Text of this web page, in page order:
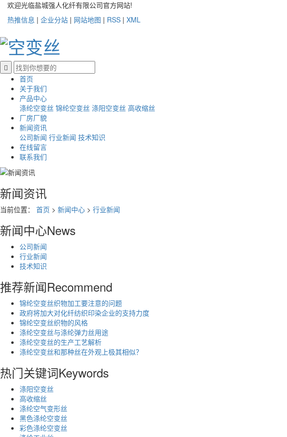
欢迎光临盐城强人化纤有限公司官方网站!
热推信息 | 企业分站 | 网站地图 | RSS | XML
首页
关于我们
产品中心
涤纶空变丝 锦纶空变丝 涤阳空变丝 高收缩丝
厂房厂貌
新闻资讯
公司新闻 行业新闻 技术知识
在线留言
联系我们
新闻资讯
当前位置： 首页 > 新闻中心 > 行业新闻
新闻中心News
公司新闻
行业新闻
技术知识
推荐新闻Recommend
锦纶空变丝织物加工要注意的问题
政府将加大对化纤纺织印染企业的支持力度
锦纶空变丝织物的风格
涤纶空变丝与涤纶弹力丝用途
涤纶空变丝的生产工艺解析
涤纶空变丝和那种丝在外观上极其相似？
热门关键词Keywords
涤阳空变丝
高收缩丝
涤纶空气变形丝
黑色涤纶空变丝
彩色涤纶空变丝